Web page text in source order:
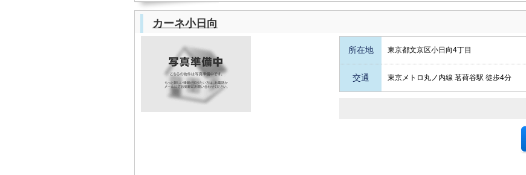
カーネ小日向
所在地 東京都文京区小日向4丁目
交通 東京メトロ丸ノ内線 茗荷谷駅 徒歩4分